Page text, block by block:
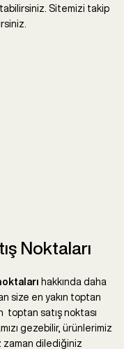
Sitemizi takip
Noktaları
hakkında daha
size en yakın toptan
toptan satış noktası
gezebilir, ürünlerimiz
zaman dilediğiniz